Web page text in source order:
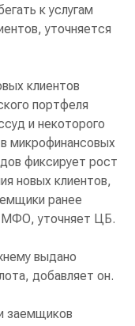
к услугам
уточняется
клиентов
портфеля
и некоторого
микрофинансовых
фиксирует рост
новых клиентов,
ранее
МФО, уточняет ЦБ.
выдано
добавляет он.
заемщиков